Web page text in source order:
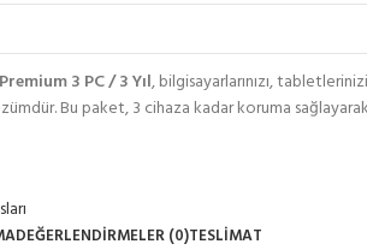
3 PC / 3 Yıl, bilgisayarlarınızı,
Bu paket, 3 cihaza kadar koruma
DEĞERLENDIRMELER (0)TESLIMAT